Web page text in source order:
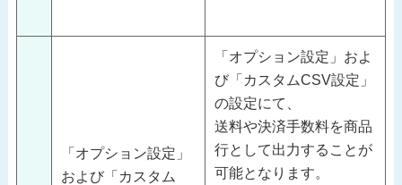
「オプション設定」
および「カスタム
「オプション設定」およ
び「カスタムCSV設定」
の設定にて、
送料や決済手数料を商品
行として出力することが
可能となります。